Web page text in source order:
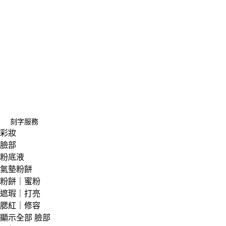
刻字服務
彩妝
臉部
粉底液
氣墊粉餅
粉餅｜蜜粉
遮瑕｜打亮
腮紅｜修容
顯示全部 臉部